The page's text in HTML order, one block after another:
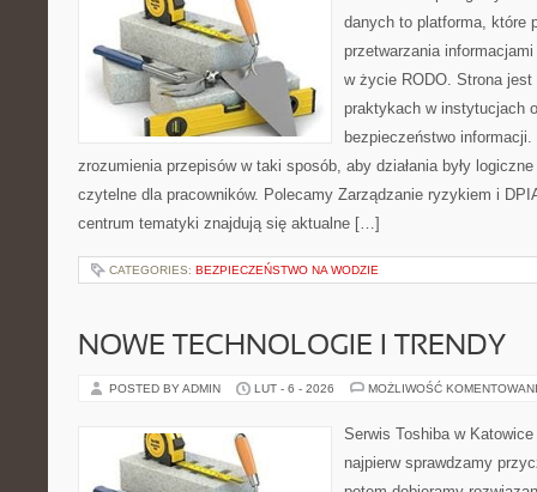
danych to platforma, które
przetwarzania
w życie RODO. Strona
praktykach w instytucjach
bezpieczeństwo
zrozumienia przepisów w taki sposób, aby działania były
czytelne dla pracowników. Polecamy Zarządzanie ryzykiem i
centrum tematyki znajdują się aktualne […]
CATEGORIES: BEZPIECZEŃSTWO NA WODZIE
NOWE TECHNOLOGIE I TRENDY
POSTED BY ADMIN LUT - 6 - 2026 MOŻLIWOŚĆ
Serwis Toshiba w
najpierw sprawdzamy